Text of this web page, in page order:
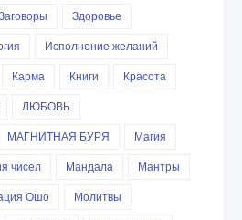
Здоровье
Исполнение желаний
Карма Книги
Красота
ЛЮБОВЬ
МАГНИТНАЯ БУРЯ
Магия
чисел Мандала
Мантры
Ошо
Молитвы